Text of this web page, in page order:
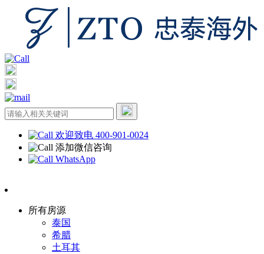
欢迎致电 400-901-0024
添加微信咨询
WhatsApp
所有房源
泰国
希腊
土耳其